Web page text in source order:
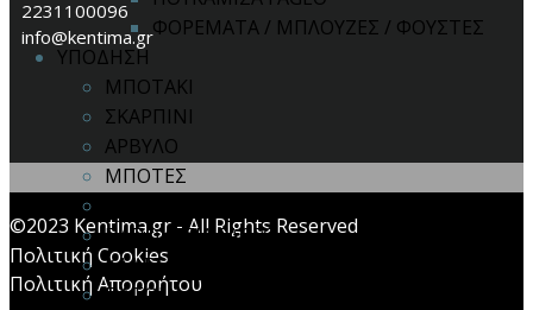
ΦΟΡΕΜΑΤΑ / ΜΠΛΟΥΖΕΣ / ΦΟΥΣΤΕΣ
ΥΠΟΔΗΣΗ
ΜΠΟΤΑΚΙ
ΣΚΑΡΠΙΝΙ
ΑΡΒΥΛΟ
ΜΠΟΤΕΣ
ΠΑΠΟΥΤΣΙΑ FAGEO
ΚΑΛΤΣΕΣ
ΠΑΤΟΙ
2231100096
info@kentima.gr
©2023 Kentima.gr - All Rights Reserved
Πολιτική Cookies
Πολιτική Απορρήτου